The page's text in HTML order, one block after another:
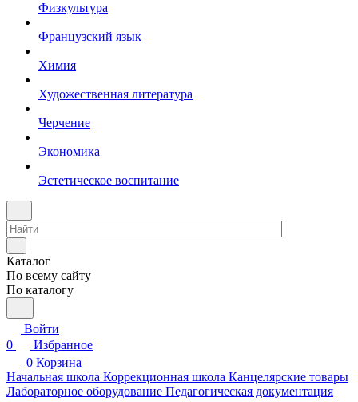
Физкультура
Французский язык
Химия
Художественная литература
Черчение
Экономика
Эстетическое воспитание
Каталог
По всему сайту
По каталогу
Войти
0
Избранное
0 Корзина
Начальная школа Коррекционная школа Канцелярские товары
Лабораторное оборудование Педагогическая документация